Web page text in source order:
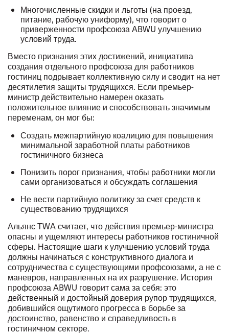
Многочисленные скидки и льготы (на проезд,
питание, рабочую униформу), что говорит о
приверженности профсоюза ABWU улучшению
условий труда.
Вместо признания этих достижений, инициатива
создания отдельного профсоюза для работников
гостиниц подрывает коллективную силу и сводит на нет
десятилетия защиты трудящихся. Если премьер-
министр действительно намерен оказать
положительное влияние и способствовать значимым
переменам, он мог бы:
Создать межпартийную коалицию для повышения
минимальной заработной платы работников
гостиничного бизнеса
Понизить порог признания, чтобы работники могли
сами организоваться и обсуждать соглашения
Не вести партийную политику за счет средств к
существованию трудящихся
Альянс TWA считает, что действия премьер-министра
опасны и ущемляют интересы работников гостиничной
сферы. Настоящие шаги к улучшению условий труда
должны начинаться с конструктивного диалога и
сотрудничества с существующими профсоюзами, а не с
маневров, направленных на их разрушение. История
профсоюза ABWU говорит сама за себя: это
действенный и достойный доверия рупор трудящихся,
добившийся ощутимого прогресса в борьбе за
достоинство, равенство и справедливость в
гостиничном секторе.